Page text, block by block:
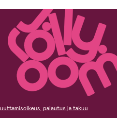
palautus ja takuu